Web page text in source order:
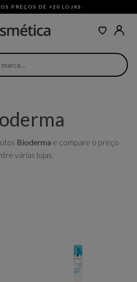
PREÇOS DE +20 LOJAS ·
Bioderma e compare o preço
várias lojas.